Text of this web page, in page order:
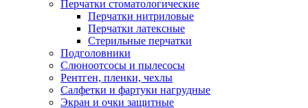
Перчатки стоматологические
Перчатки нитриловые
Перчатки латексные
Стерильные перчатки
Подголовники
Слюноотсосы и пылесосы
Рентген, пленки, чехлы
Салфетки и фартуки нагрудные
Экран и очки защитные